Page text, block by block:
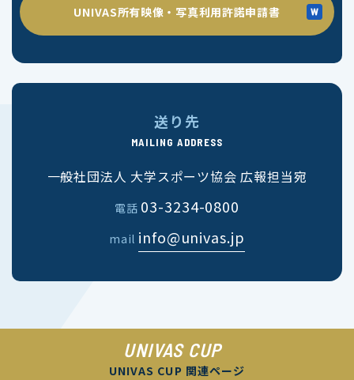
UNIVAS所有映像・写真利用許諾申請書
送り先
MAILING ADDRESS
一般社団法人 大学スポーツ協会 広報担当宛
電話 03-3234-0800
mail info@univas.jp
UNIVAS CUP
UNIVAS CUP 関連ページ